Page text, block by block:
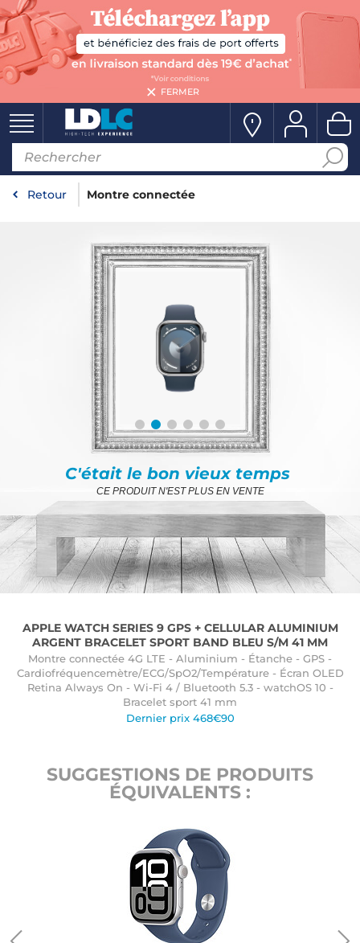
FERMER
Retour Montre connectée
C'était le bon vieux temps
CE PRODUIT N'EST PLUS EN VENTE
APPLE WATCH SERIES 9 GPS + CELLULAR ALUMINIUM
ARGENT BRACELET SPORT BAND BLEU S/M 41 MM
Montre connectée 4G LTE - Aluminium - Étanche - GPS -
Cardiofréquencemètre/ECG/SpO2/Température - Écran OLED
Retina Always On - Wi-Fi 4 / Bluetooth 5.3 - watchOS 10 -
Bracelet sport 41 mm
Dernier prix 468€90
SUGGESTIONS DE PRODUITS
ÉQUIVALENTS :